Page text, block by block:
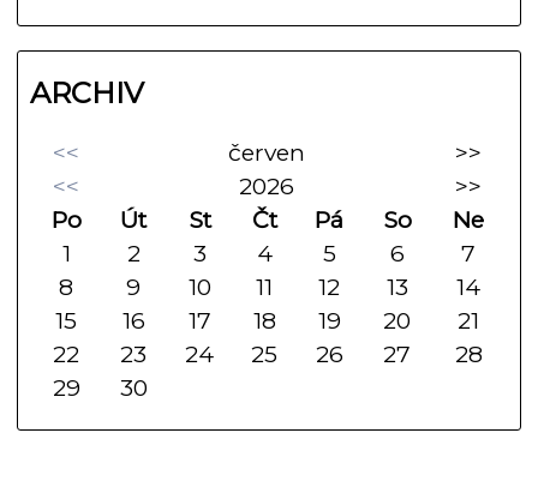
ARCHIV
<< červen
>>
<<
2026
>>
Po
Út St Čt Pá So
Ne
1
2 3 4 5 6
7
8
9 10 11 12 13
14
15
16 17 18 19 20
21
22
23 24 25 26 27
28
29
30